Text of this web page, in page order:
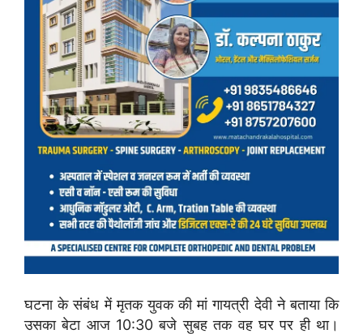
घटना के संबंध में मृतक युवक की मां गायत्री देवी ने बताया कि
उसका बेटा आज 10:30 बजे सुबह तक वह घर पर ही था।